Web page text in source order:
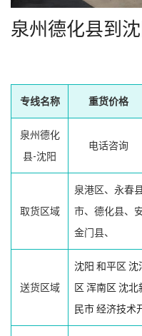
泉州德化县到
专线名称 重货价格
泉州德化
县-沈阳
电话咨询
取货区域
泉港区、永春
市、德化县、
金门县、
送货区域
沈阳 和平区 沈
区 浑南区 沈北
民市经济技术